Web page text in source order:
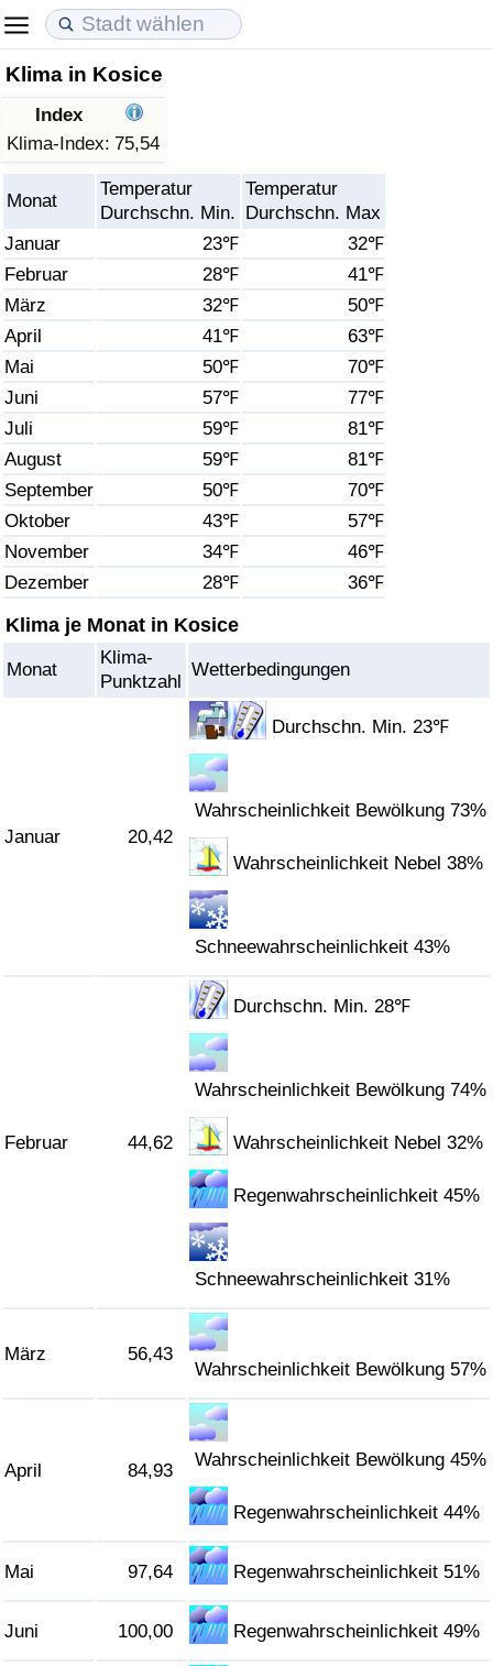
Klima in Kosice
Index
Klima-Index: 75,54
Monat
Temperatur
Durchschn. Min.
Temperatur
Durchschn. Max
Januar
23℉
32℉
Februar
28℉
41℉
März
32℉
50℉
April
41℉
63℉
Mai
50℉
70℉
Juni
57℉
77℉
Juli
59℉
81℉
August
59℉
81℉
September
50℉
70℉
Oktober
43℉
57℉
November
34℉
46℉
Dezember
28℉ 36℉
Klima je Monat in Kosice
Monat
Klima-
Punktzahl
Wetterbedingungen
Januar 20,42
Durchschn. Min. 23℉
Wahrscheinlichkeit Bewölkung 73%
Wahrscheinlichkeit Nebel 38%
Schneewahrscheinlichkeit 43%
Februar 44,62
Durchschn. Min. 28℉
Wahrscheinlichkeit Bewölkung 74%
Wahrscheinlichkeit Nebel 32%
Regenwahrscheinlichkeit 45%
Schneewahrscheinlichkeit 31%
März 56,43
Wahrscheinlichkeit Bewölkung 57%
April 84,93
Wahrscheinlichkeit Bewölkung 45%
Regenwahrscheinlichkeit 44%
Mai 97,64 Regenwahrscheinlichkeit 51%
Juni 100,00 Regenwahrscheinlichkeit 49%
Lebenshaltungskosten
Lebenshaltungskosten-Index (aktuell)
Lebenshaltungskosten-Index
Lebenshaltungskosten-Index nach Land
in Akaba
Immobilienpreise
Immobilienpreis-Index (aktuell)
Immobilienpreis-Index
Immobilienpreis-Index nach Land
Lebensqualität
Lebensqualität-Index
Lebensqualität-Index (aktuell)
Lebensqualitätsindex nach Land
Kriminalität
Kriminalitäts-Index (aktuell)
Kriminalitäts-Index
Kriminalitätsindex nach Land
Gesundheitsversorgung
Gesundheitsversorgungs-Index (aktuell)
Gesundheitsversorgungs-Index nach Land
Umweltverschmutzung
Umweltverschmutzungs-Index (aktuell)
Verschmutzungsindex
Umweltverschmutzungs-Index nach Land
Verkehrs-Index (aktuell)
Verkehrs-Index nach Land